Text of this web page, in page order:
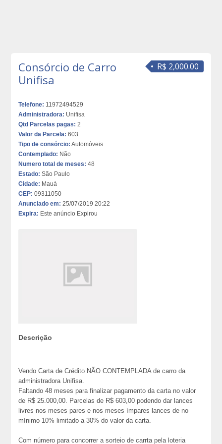
R$ 2,000.00
Consórcio de Carro
Unifisa
Telefone: 11972494529
Administradora: Unifisa
Qtd Parcelas pagas: 2
Valor da Parcela: 603
Tipo de consórcio: Automóveis
Contemplado: Não
Numero total de meses: 48
Estado: São Paulo
Cidade: Mauá
CEP: 09311050
Anunciado em: 25/07/2019 20:22
Expira: Este anúncio Expirou
Descrição
Vendo Carta de Crédito NÃO CONTEMPLADA de carro da
administradora Unifisa.
Faltando 48 meses para finalizar pagamento da carta no valor
de R$ 25.000,00. Parcelas de R$ 603,00 podendo dar lances
livres nos meses pares e nos meses ímpares lances de no
mínimo 10% limitado a 30% do valor da carta.
Com número para concorrer a sorteio de carrta pela loteria